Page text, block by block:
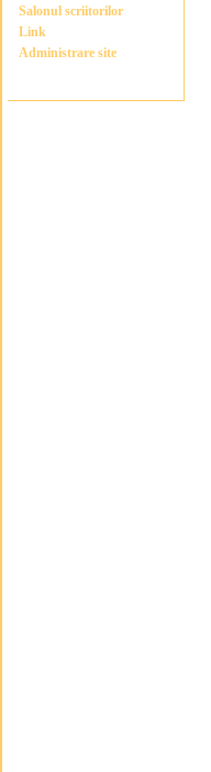
Salonul scriitorilor
Link
Administrare site